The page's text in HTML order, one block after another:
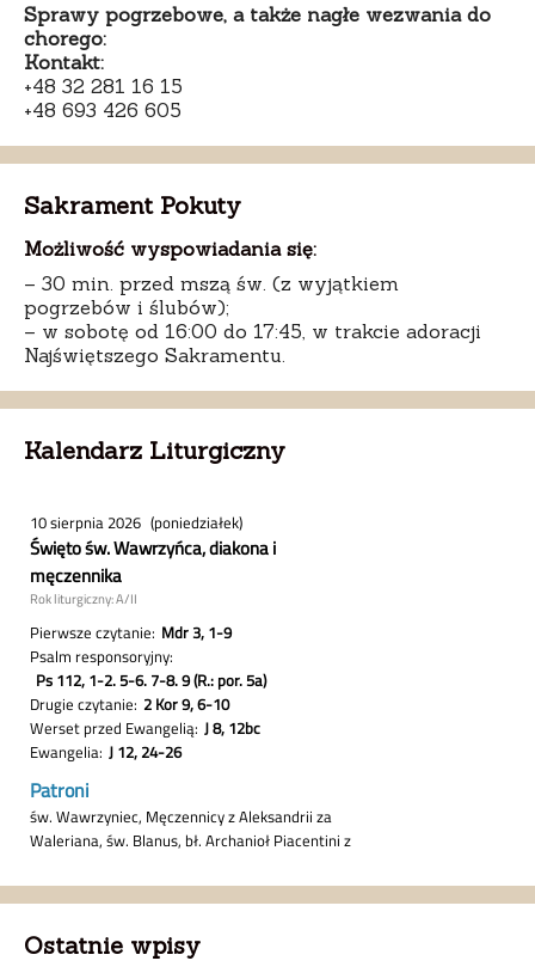
Sprawy pogrzebowe, a także nagłe wezwania do
chorego:
Kontakt:
+48 32 281 16 15
+48 693 426 605
Sakrament Pokuty
Możliwość wyspowiadania się:
– 30 min. przed mszą św. (z wyjątkiem
pogrzebów i ślubów);
– w sobotę od 16:00 do 17:45, w trakcie adoracji
Najświętszego Sakramentu.
Kalendarz Liturgiczny
Ostatnie wpisy